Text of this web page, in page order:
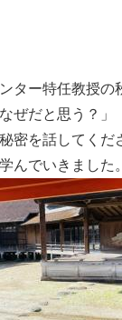
ー特任教授の
ぜだと思う？
密を話してく
んでいきました。